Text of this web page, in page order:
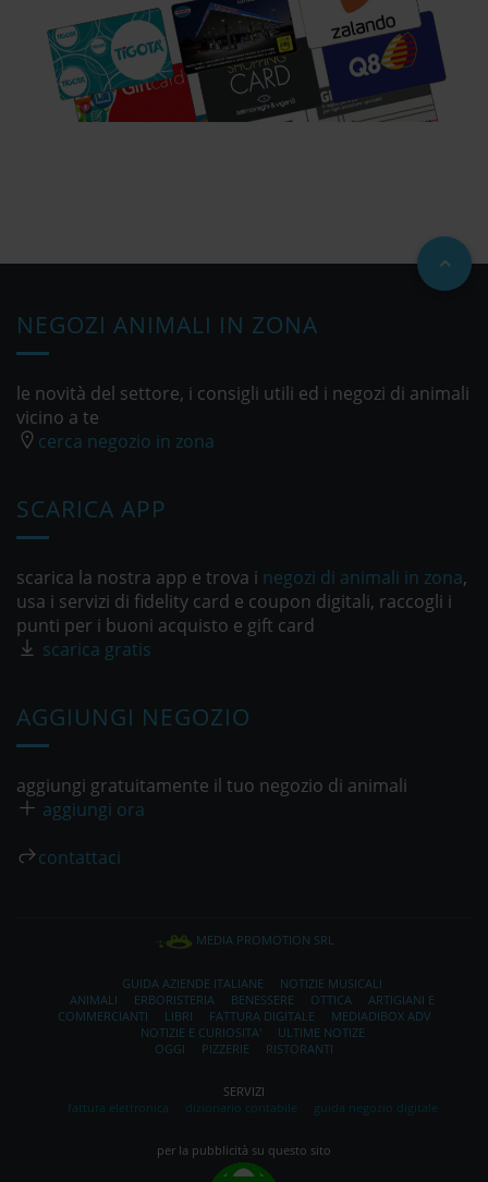
NEGOZI ANIMALI IN ZONA
le novità del settore, i consigli utili ed i negozi di animali
vicino a te
cerca negozio in zona
SCARICA APP
scarica la nostra app e trova i negozi di animali in zona,
usa i servizi di fidelity card e coupon digitali, raccogli i
punti per i buoni acquisto e gift card
scarica gratis
AGGIUNGI NEGOZIO
aggiungi gratuitamente il tuo negozio di animali
aggiungi ora
contattaci
MEDIA PROMOTION SRL
GUIDA AZIENDE ITALIANE
NOTIZIE MUSICALI
ANIMALI
ERBORISTERIA BENESSERE OTTICA
ARTIGIANI E
COMMERCIANTI
LIBRI FATTURA DIGITALE
MEDIADIBOX ADV
NOTIZIE E CURIOSITA'
ULTIME NOTIZE
OGGI
PIZZERIE RISTORANTI
SERVIZI
fattura elettronica
dizionario contabile guida negozio digitale
per la pubblicità su questo sito